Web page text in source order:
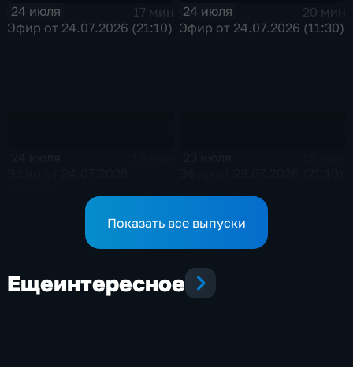
24 июля
17 мин
Эфир от 24.07.2026 (21:10)
24 июля
20 мин
Эфир от 24.07.2026 (11:30)
Показать все выпуски
Ещеинтересное